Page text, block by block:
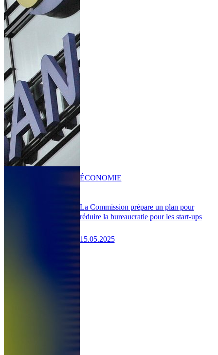
La Commission prépare un plan pour
réduire la bureaucratie pour les start-ups
15.05.2025
ÉCONOMIE